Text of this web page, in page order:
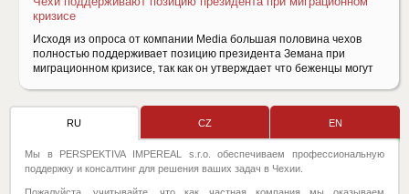
кризисе
Исходя из опроса от компании Media большая половина чехов
полностью поддерживает позицию президента Земана при
миграционном кризисе, так как он утверждает что беженцы могут
RU CZ EN
Мы в PERSPEKTIVA IMPEREAL s.r.o. обеспечиваем профессиональную
поддержку и консалтинг для решения ваших задач в Чехии.